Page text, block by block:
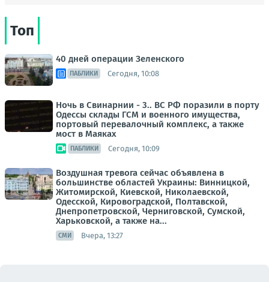
Топ
40 дней операции Зеленского
ПАБЛИКИ Сегодня, 10:08
Ночь в Свинарнии - 3.. ВС РФ поразили в порту
Одессы склады ГСМ и военного имущества,
портовый перевалочный комплекс, а также
мост в Маяках
ПАБЛИКИ Сегодня, 10:09
Воздушная тревога сейчас объявлена в
большинстве областей Украины: Винницкой,
Житомирской, Киевской, Николаевской,
Одесской, Кировоградской, Полтавской,
Днепропетровской, Черниговской, Сумской,
Харьковской, а также на...
СМИ Вчера, 13:27